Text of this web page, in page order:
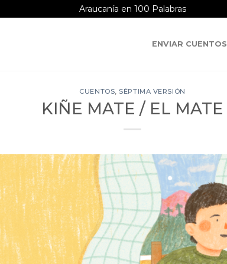
Araucanía en 100 Palabras
ENVIAR CUENTOS
CUENTOS, SÉPTIMA VERSIÓN
KIÑE MATE / EL MATE